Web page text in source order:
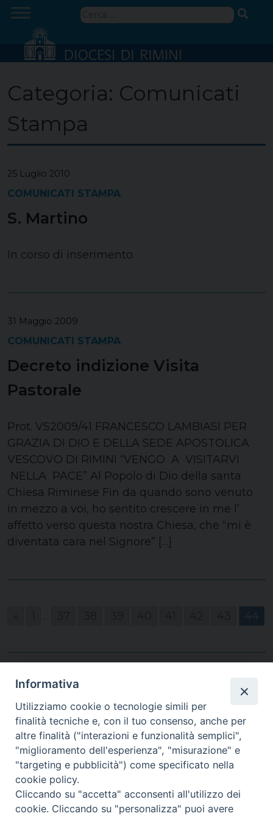
Skip
content
Ricerca
Categoria: Comunicati
Stampa
25 Luglio 2010
COMUNICATI STAMPA
S. Martino
In corso di inserimento.
31 Maggio 2009
COMUNICATI STAMPA
Decreto indizione Visita
Pastorale
Prot. VS2009/41 FRANCESCO LAMBIASI PER
GRAZIA DI DIO E DELLA SEDE APOSTOLICA
VESCOVO DI RIMINI “VENGO A VISITARVI
NELLA PACE” Al Popolo di Dio della santa
Chiesa Riminese Fin da quando sono venuto
in mezzo a voi, ho sentito crescere in me l’
affetto verso questa nostra Chiesa, che “mi è
diventata cara nel Signore” […]
44
Homepage
Informativa
Utilizziamo cookie o tecnologie simili per
finalità tecniche e, con il tuo consenso, anche per
altre finalità ("interazioni e funzionalità semplici",
"miglioramento dell'esperienza", "misurazione" e
"targeting e pubblicità") come specificato nella
cookie policy.
Cliccando su "accetta" acconsenti all'utilizzo dei
cookie. Cliccando su "personalizza" puoi avere